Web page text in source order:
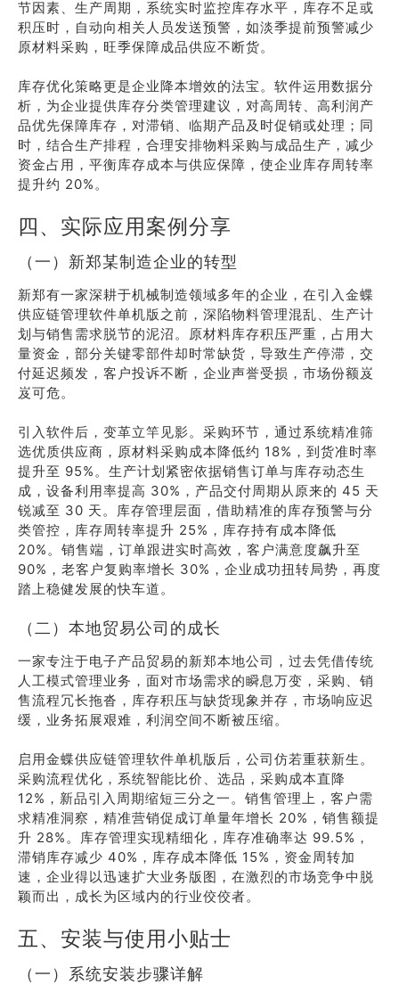
节因素、生产周期，系统实时监控库存水平，库存不足或
积压时，自动向相关人员发送预警，如淡季提前预警减少
原材料采购，旺季保障成品供应不断货。
库存优化策略更是企业降本增效的法宝。软件运用数据分
析，为企业提供库存分类管理建议，对高周转、高利润产
品优先保障库存，对滞销、临期产品及时促销或处理；同
时，结合生产排程，合理安排物料采购与成品生产，减少
资金占用，平衡库存成本与供应保障，使企业库存周转率
提升约 20%。
四、实际应用案例分享
（一）新郑某制造企业的转型
新郑有一家深耕于机械制造领域多年的企业，在引入金蝶
供应链管理软件单机版之前，深陷物料管理混乱、生产计
划与销售需求脱节的泥沼。原材料库存积压严重，占用大
量资金，部分关键零部件却时常缺货，导致生产停滞，交
付延迟频发，客户投诉不断，企业声誉受损，市场份额岌
岌可危。
引入软件后，变革立竿见影。采购环节，通过系统精准筛
选优质供应商，原材料采购成本降低约 18%，到货准时率
提升至 95%。生产计划紧密依据销售订单与库存动态生
成，设备利用率提高 30%，产品交付周期从原来的 45 天
锐减至 30 天。库存管理层面，借助精准的库存预警与分
类管控，库存周转率提升 25%，库存持有成本降低
20%。销售端，订单跟进实时高效，客户满意度飙升至
90%，老客户复购率增长 30%，企业成功扭转局势，再度
踏上稳健发展的快车道。
（二）本地贸易公司的成长
一家专注于电子产品贸易的新郑本地公司，过去凭借传统
人工模式管理业务，面对市场需求的瞬息万变，采购、销
售流程冗长拖沓，库存积压与缺货现象并存，市场响应迟
缓，业务拓展艰难，利润空间不断被压缩。
启用金蝶供应链管理软件单机版后，公司仿若重获新生。
采购流程优化，系统智能比价、选品，采购成本直降
12%，新品引入周期缩短三分之一。销售管理上，客户需
求精准洞察，精准营销促成订单量年增长 20%，销售额提
升 28%。库存管理实现精细化，库存准确率达 99.5%，
滞销库存减少 40%，库存成本降低 15%，资金周转加
速，企业得以迅速扩大业务版图，在激烈的市场竞争中脱
颖而出，成长为区域内的行业佼佼者。
五、安装与使用小贴士
（一）系统安装步骤详解